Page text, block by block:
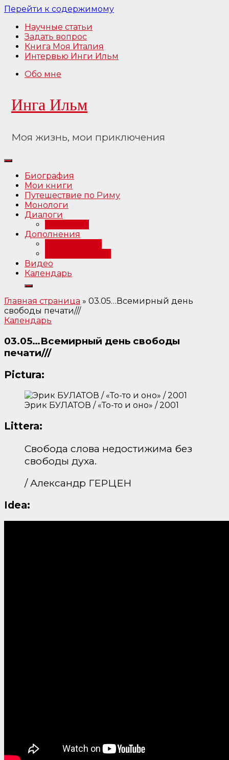
Перейти к содержимому
Научные статьи
Задать вопрос
Книга Моя Италия
Интервью Инги Ильм
Обо мне
Инга Ильм
Моя жизнь, мои приключения
Биография
Мои книги
Путешествие по Риму
Монологи
Диалоги
Дополнения
Видео
Календарь
Главная страница » 03.05…Всемирный день
свободы печати///
Календарь
03.05…Всемирный день свободы
печати///
Pictura:
Эрик БУЛАТОВ / «То-то и оно» / 2001
Littera:
Свобода слова недостижима без
свободы духа.
/ Александр ГЕРЦЕН
Idea: